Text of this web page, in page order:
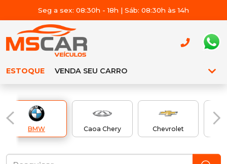
Seg a sex: 08:30h - 18h | Sáb: 08:30h às 14h
ESTOQUE VENDA SEU CARRO
BMW Caoa Chery Chevrolet